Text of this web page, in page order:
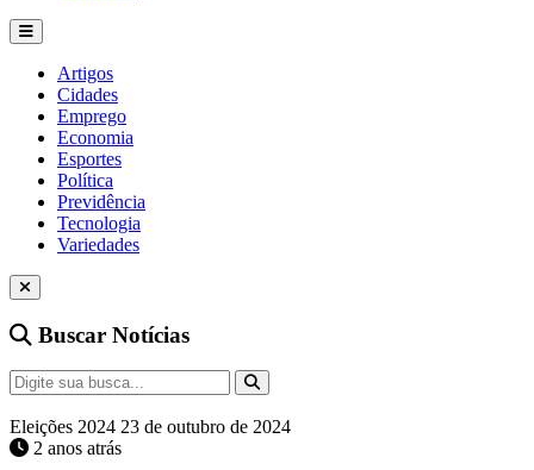
Artigos
Cidades
Emprego
Economia
Esportes
Política
Previdência
Tecnologia
Variedades
Buscar Notícias
Eleições 2024 23 de outubro de 2024
2 anos atrás